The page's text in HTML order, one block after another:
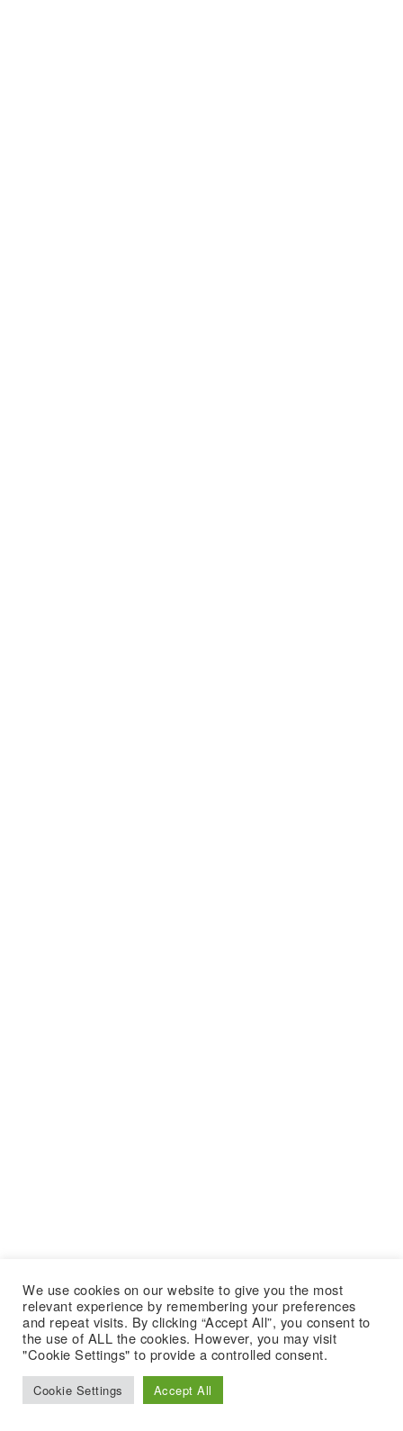
We use cookies on our website to give you the most
relevant experience by remembering your preferences
and repeat visits. By clicking “Accept All”, you consent to
the use of ALL the cookies. However, you may visit
"Cookie Settings" to provide a controlled consent.
Cookie Settings Accept All